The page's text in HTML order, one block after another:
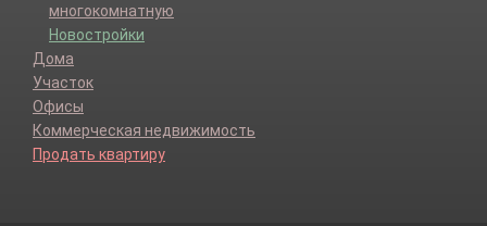
многокомнатную
Новостройки
Дома
Участок
Офисы
Коммерческая недвижимость
Продать квартиру